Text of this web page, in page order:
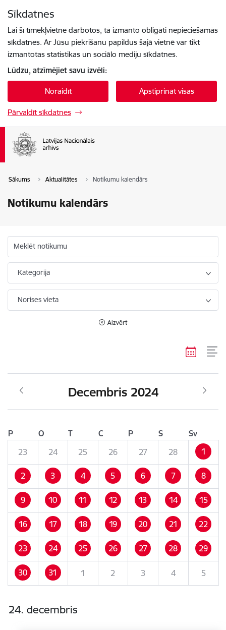
Sīkdatnes
Lai šī tīmekļvietne darbotos, tā izmanto obligāti nepieciešamās
sīkdatnes. Ar Jūsu piekrišanu papildus šajā vietnē var tikt
izmantotas statistikas un sociālo mediju sīkdatnes.
Lūdzu, atzīmējiet savu izvēli:
Noraidīt Apstiprināt visas
Pārvaldīt sīkdatnes
Sākums Aktualitātes Notikumu kalendārs
Notikumu kalendārs
Meklēt notikumu
Kategorija
Norises vieta
Aizvērt
Decembris 2024
P O T C P S
Sv
23
24 25 26 27 28 1
2 3 4 5 6 7 8
9 10 11 12 13 14 15
16 17 18 19 20 21 22
23 24 25 26 27 28 29
30 31 1 2 3 4 5
24. decembris